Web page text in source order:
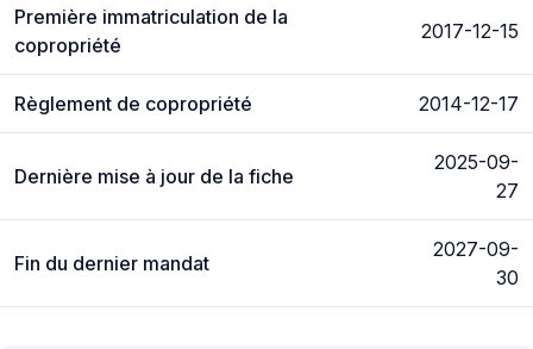
Première immatriculation de la
copropriété
2017-12-15
Règlement de copropriété 2014-12-17
Dernière mise à jour de la fiche
2025-09-
27
Fin du dernier mandat
2027-09-
30